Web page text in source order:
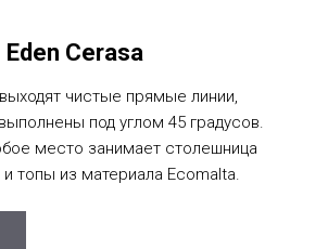
Cerasa
чистые прямые линии,
под углом 45 градусов.
место занимает столешница
топы из материала Ecomalta.